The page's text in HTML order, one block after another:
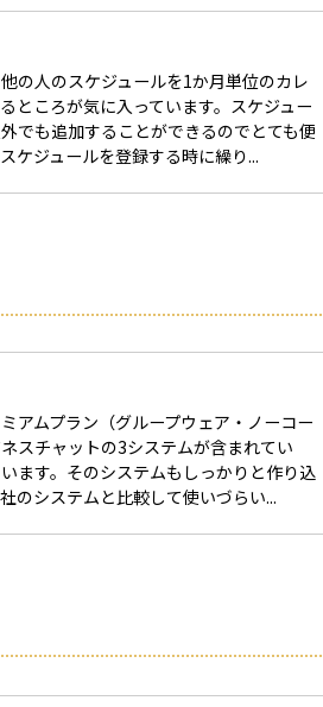
の人のスケジュールを1か月単位のカレ
ところが気に入っています。スケジュー
でも追加することができるのでとても便
ケジュールを登録する時に繰り...
アムプラン（グループウェア・ノーコー
スチャットの3システムが含まれてい
ます。そのシステムもしっかりと作り込
のシステムと比較して使いづらい...